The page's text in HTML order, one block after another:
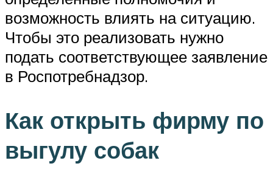
возможность влиять на ситуацию.
Чтобы это реализовать нужно
подать соответствующее заявление
в Роспотребнадзор.
Как открыть фирму по
выгулу собак